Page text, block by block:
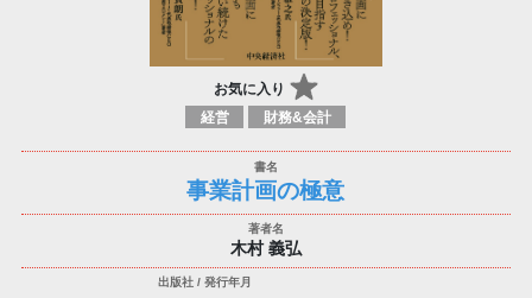
お気に入り
経営 財務&会計
事業計画の極意
木村 義弘